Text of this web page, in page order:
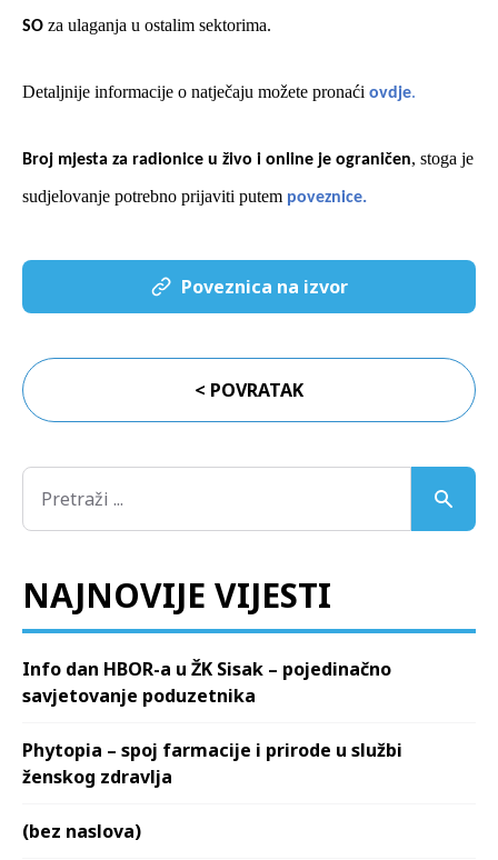
SO za ulaganja u ostalim sektorima.
Detaljnije informacije o natječaju možete pronaći ovdje.
Broj mjesta za radionice u živo i online je ograničen, stoga je
sudjelovanje potrebno prijaviti putem poveznice.
Poveznica na izvor
< POVRATAK
NAJNOVIJE VIJESTI
Info dan HBOR-a u ŽK Sisak – pojedinačno
savjetovanje poduzetnika
Phytopia – spoj farmacije i prirode u službi
ženskog zdravlja
(bez naslova)